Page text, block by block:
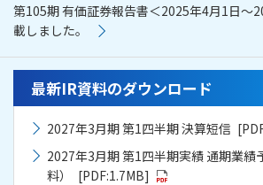
第105期 有価証券報告書＜2025年4月1日～
載しました。
最新IR資料のダウンロード
2027年3月期 第1四半期 決算短信
2027年3月期 第1四半期実績 通期業績
料）
[PDF:1.7MB]